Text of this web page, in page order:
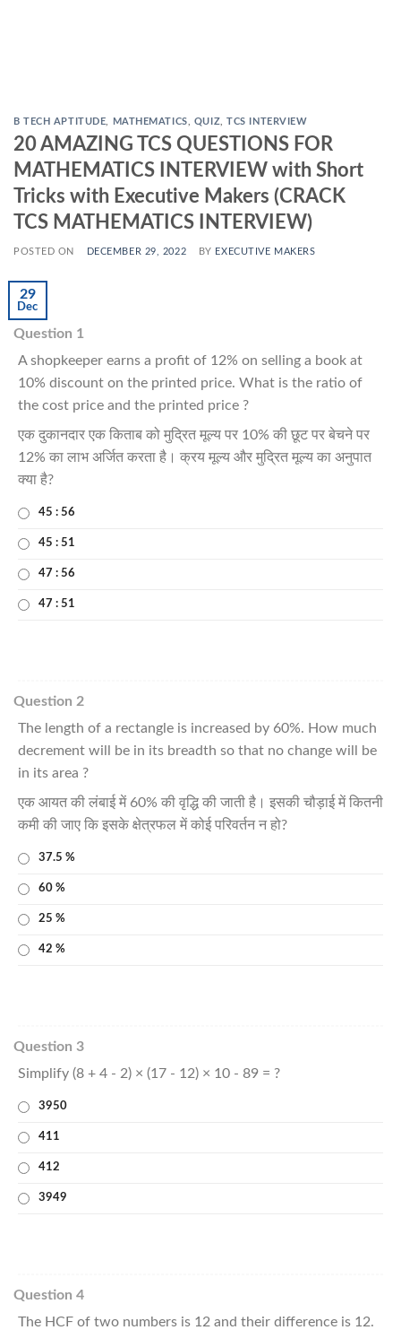
B TECH APTITUDE MATHEMATICS QUIZ ,TCS INTERVIEW
20 AMAZING TCS QUESTIONS FOR
MATHEMATICS INTERVIEW with Short
Tricks with Executive Makers (CRACK
TCS MATHEMATICS INTERVIEW)
POSTED ON DECEMBER 29, 2022 BY EXECUTIVE MAKERS
29
Dec
Question 1
A shopkeeper earns a profit of 12% on selling a book at
10% discount on the printed price. What is the ratio of
the cost price and the printed price ?
एक दुकानदार एक किताब को मुद्रित मूल्य पर 10% की छूट पर बेचने पर
12% का लाभ अर्जित करता है। क्रय मूल्य और मुद्रित मूल्य का अनुपात
क्या है?
45 : 56
45 : 51
47 : 56
47 : 51
Question 2
The length of a rectangle is increased by 60%. How much
decrement will be in its breadth so that no change will be
in its area ?
एक आयत की लंबाई में 60% की वृद्धि की जाती है। इसकी चौड़ाई में कितनी
कमी की जाए कि इसके क्षेत्रफल में कोई परिवर्तन न हो?
37.5 %
60 %
25 %
42 %
Question 3
Simplify (8 + 4 - 2) × (17 - 12) × 10 - 89 = ?
3950
411
412
3949
Question 4
The HCF of two numbers is 12 and their difference is 12.